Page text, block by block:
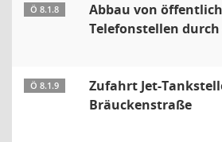
Ö 8.1.8
Abbau von
Telefonstellen durch
Ö 8.1.9
Zufahrt Jet-
Bräuckenstraße